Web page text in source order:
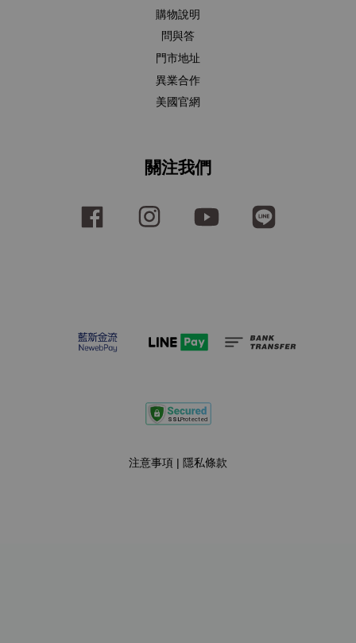
購物說明
問與答
門市地址
異業合作
美國官網
關注我們
Facebook Instagram YouTube
注意事項 | 隱私條款